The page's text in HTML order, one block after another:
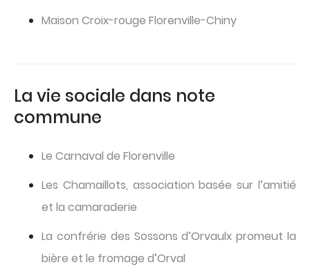
Maison Croix-rouge Florenville-Chiny
La vie sociale dans note
commune
Le Carnaval de Florenville
Les Chamaillots, association basée sur l’amitié
et la camaraderie
La confrérie des Sossons d’Orvaulx promeut la
bière et le fromage d’Orval